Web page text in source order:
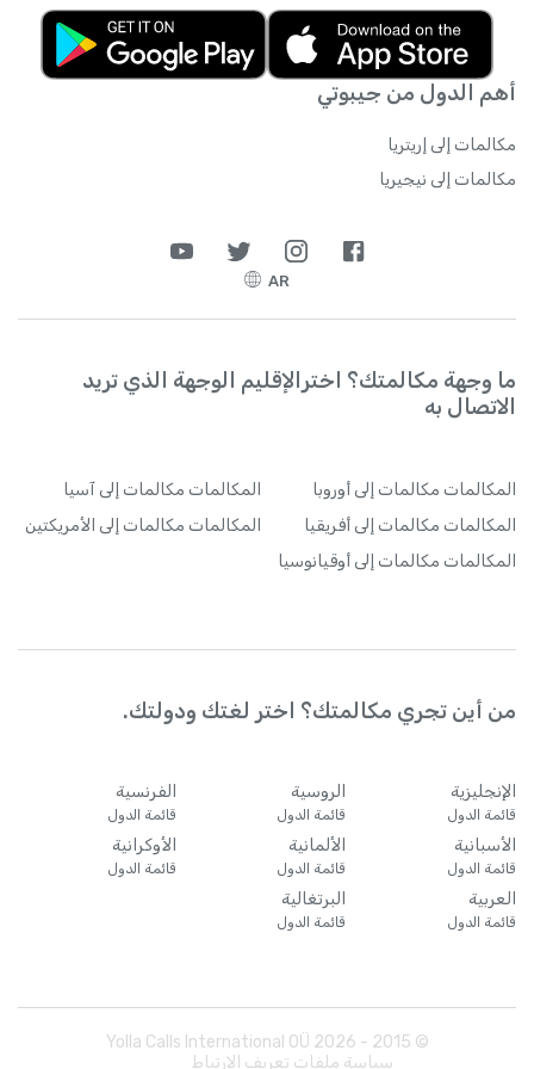
أهم الدول من جيبوتي
مكالمات إلى إريتريا
مكالمات إلى نيجيريا
AR
ما وجهة مكالمتك؟ اخترالإقليم الوجهة الذي تريد
الاتصال به
المكالمات مكالمات إلى أوروبا المكالمات مكالمات إلى آسيا
المكالمات مكالمات إلى أفريقيا المكالمات مكالمات إلى الأمريكتين
المكالمات مكالمات إلى أوقيانوسيا
من أين تجري مكالمتك؟ اختر لغتك ودولتك.
الإنجليزية
قائمة الدول
الروسية
قائمة الدول
الفرنسية
قائمة الدول
الأسبانية
قائمة الدول
الألمانية
قائمة الدول
الأوكرانية
قائمة الدول
العربية
قائمة الدول
البرتغالية
قائمة الدول
© 2015 -
2026
سياسة ملفات تعريف الارتباط